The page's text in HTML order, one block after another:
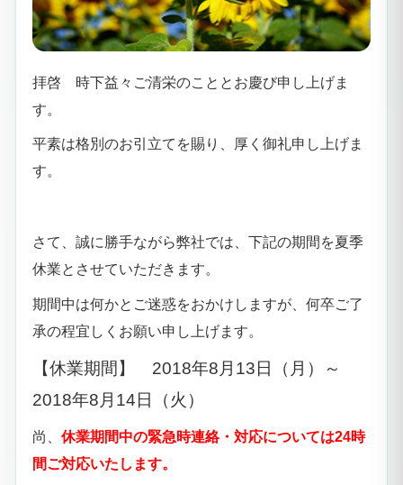
拝啓 時下益々ご清栄のこととお慶び申し上げま
す。
平素は格別のお引立てを賜り、厚く御礼申し上げま
す。
さて、誠に勝手ながら弊社では、下記の期間を夏季
休業とさせていただきます。
期間中は何かとご迷惑をおかけしますが、何卒ご了
承の程宜しくお願い申し上げます。
【休業期間】 2018年8月13日（月）～
2018年8月14日（火）
尚、 休業期間中の緊急時連絡・対応については24時
間ご対応いたします。